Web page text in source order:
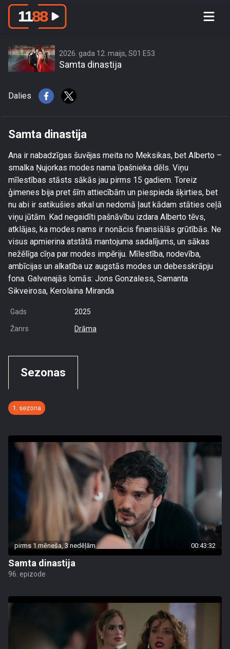
access this content due to your
location or other restrictions set by
country is US and IP address is
216.73.217.109
2026. gada 12. maijs, S01 E53
Samta dinastija
Dalies
Samta dinastija
Ana ir nabadzīgas šuvējas meita no Meksikas, bet Alberto –
smalka Ņujorkas modes nama īpašnieka dēls. Viņu
mīlestības stāsts sākās jau pirms 15 gadiem. Toreiz
ģimenes bija pret šīm attiecībām un piespieda šķirties, bet
nu abi ir satikušies atkal un nedomā ļaut kādam stāties ceļā
viņu jūtām. Kad negaidīti pašnāvību izdara Alberto tēvs,
atklājas, ka modes nams ir nonācis finansiālās grūtībās. Ne
visus apmierina atstātā mantojuma sadalījums, un sākas
nežēlīga cīņa par modes impēriju. Mīlestība, nodevība,
ambīcijas un alkatība uz augstās modes un debesskrāpju
fona. Galvenajās lomās: Jons Gonzaless, Samanta
Sikveirosa, Kerolaina Miranda
Gads 2025
Žanrs Drāma
Sezonas
1. sezona
pirms 1 mēneša, 3 nedēļām 00:43:32
Samta dinastija
96. epizode